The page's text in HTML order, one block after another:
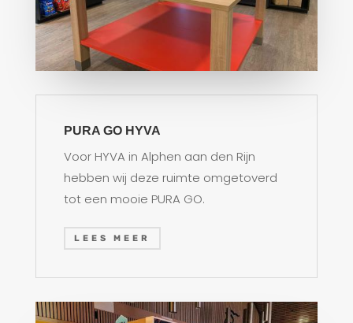
PURA GO HYVA
Voor HYVA in Alphen aan den Rijn
hebben wij deze ruimte omgetoverd
tot een mooie PURA GO.
LEES MEER